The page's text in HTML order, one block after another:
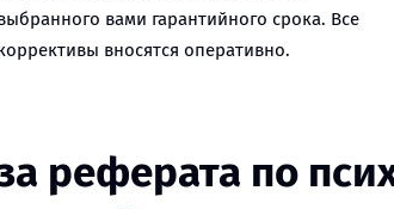
вами гарантийного срока. Все
вносятся оперативно.
реферата по